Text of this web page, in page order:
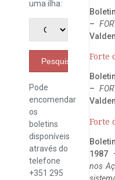
uma ilha:
Pesquisar
Pode
encomendar
os
boletins
disponíveis
através do
telefone
+351 295
–
Forte
–
Forte
1987
nos